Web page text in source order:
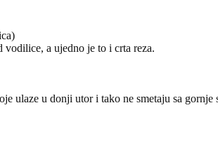
a ujedno je to i crta reza.
ulaze u donji utor i tako ne smetaju sa gornje